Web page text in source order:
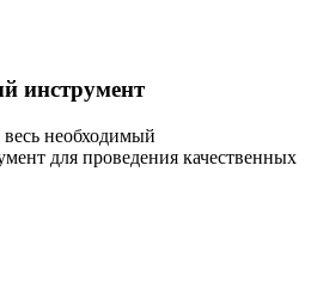
инструмент
необходимый
для проведения качественных